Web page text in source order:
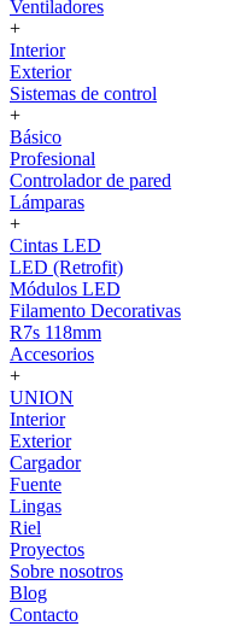
Ventiladores
+
Interior
Exterior
Sistemas de control
+
Básico
Profesional
Controlador de pared
Lámparas
+
Cintas LED
LED (Retrofit)
Módulos LED
Filamento Decorativas
R7s 118mm
Accesorios
+
UNION
Interior
Exterior
Cargador
Fuente
Lingas
Riel
Proyectos
Sobre nosotros
Blog
Contacto